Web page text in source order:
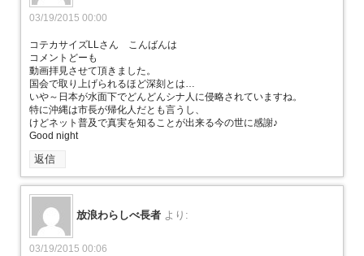
03/19/2015 00:00
コテカサイズLLさん こんばんは
コメントどーも
動画拝見させて頂きました。
国会で取り上げられるほど深刻とは…
いや～日本が水面下でどんどんシナ人に侵略されていますね。
特に沖縄は市長が帰化人だとも言うし、
けどネット普及で真実を知ることが出来る今の世に感謝♪
Good night
返信
放浪わらしべ長者 より:
03/19/2015 00:06